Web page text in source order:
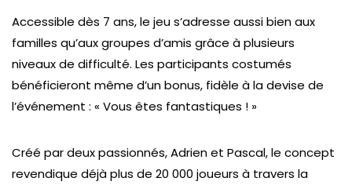
Accessible dès 7 ans, le jeu s’adresse aussi bien aux
familles qu’aux groupes d’amis grâce à plusieurs
niveaux de difficulté. Les participants costumés
bénéficieront même d’un bonus, fidèle à la devise de
l’événement : « Vous êtes fantastiques ! »
Créé par deux passionnés, Adrien et Pascal, le concept
revendique déjà plus de 20 000 joueurs à travers la